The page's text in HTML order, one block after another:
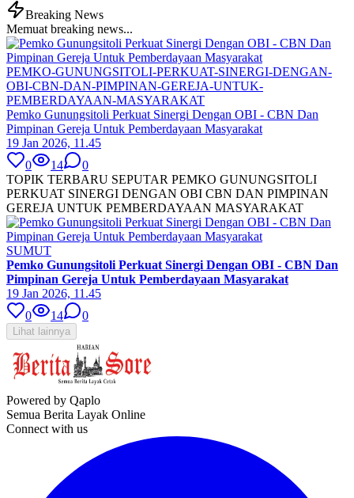
Breaking News
Memuat breaking news...
PEMKO-GUNUNGSITOLI-PERKUAT-SINERGI-DENGAN-
OBI-CBN-DAN-PIMPINAN-GEREJA-UNTUK-
PEMBERDAYAAN-MASYARAKAT
Pemko Gunungsitoli Perkuat Sinergi Dengan OBI - CBN Dan
Pimpinan Gereja Untuk Pemberdayaan Masyarakat
19 Jan 2026, 11.45
0
14
0
TOPIK TERBARU SEPUTAR PEMKO GUNUNGSITOLI
PERKUAT SINERGI DENGAN OBI CBN DAN PIMPINAN
GEREJA UNTUK PEMBERDAYAAN MASYARAKAT
SUMUT
Pemko Gunungsitoli Perkuat Sinergi Dengan OBI - CBN Dan
Pimpinan Gereja Untuk Pemberdayaan Masyarakat
19 Jan 2026, 11.45
0
14 0
Lihat lainnya
Powered by Qaplo
Semua Berita Layak Online
Connect with us